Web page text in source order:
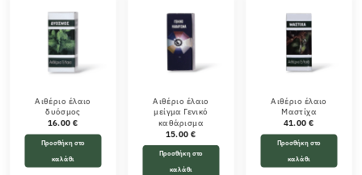
Αιθέριο έλαιο
δυόσμος
16.00€
Προσθήκη στο
καλάθι
Αιθέριο έλαιο
μείγμα Γενικό
καθάρισμα
15.00€
Προσθήκη στο
καλάθι
Αιθέριο έλαιο
Μαστίχα
41.00€
Προσθήκη στο
καλάθι